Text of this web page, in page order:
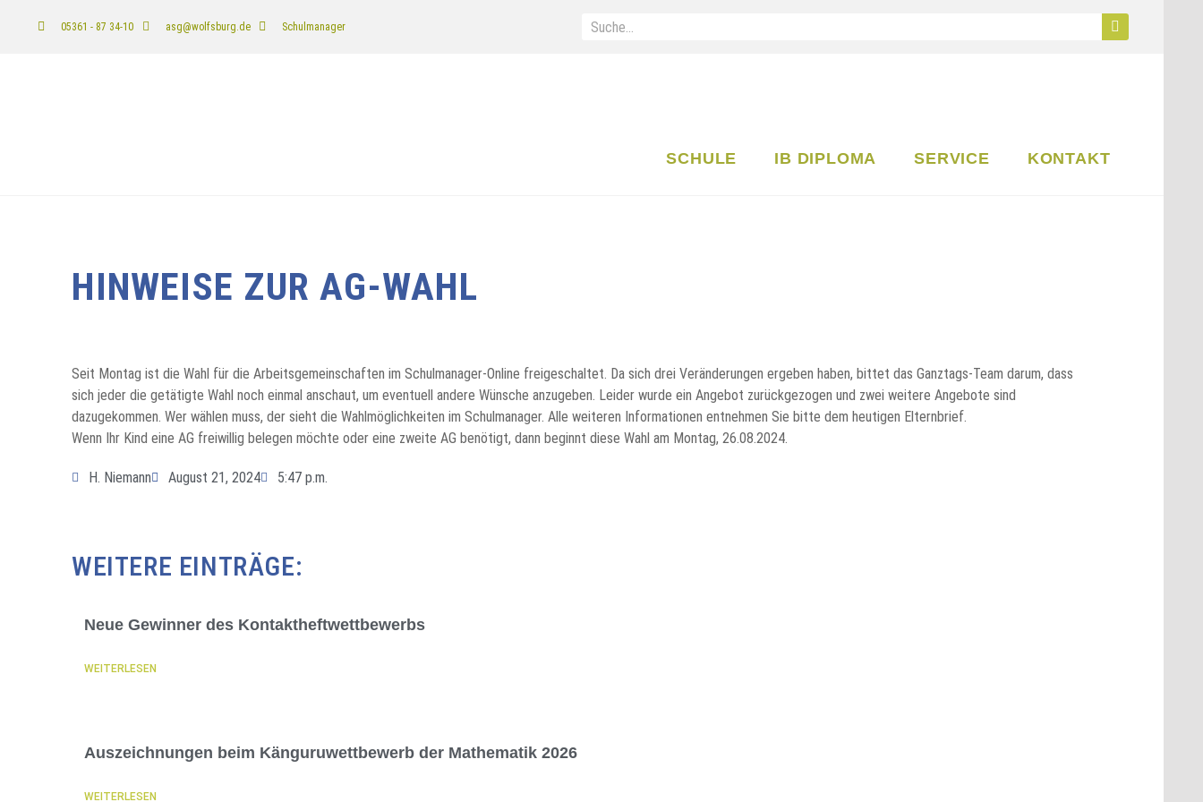
05361 - 87 34-10 asg@wolfsburg.de Schulmanager
SCHULE IB DIPLOMA SERVICE KONTAKT
HINWEISE ZUR AG-WAHL
Seit Montag ist die Wahl für die Arbeitsgemeinschaften im Schulmanager-Online freigeschaltet. Da sich drei Veränderungen ergeben haben, bittet das Ganztags-Team darum, dass
sich jeder die getätigte Wahl noch einmal anschaut, um eventuell andere Wünsche anzugeben. Leider wurde ein Angebot zurückgezogen und zwei weitere Angebote sind
dazugekommen. Wer wählen muss, der sieht die Wahlmöglichkeiten im Schulmanager. Alle weiteren Informationen entnehmen Sie bitte dem heutigen Elternbrief.
Wenn Ihr Kind eine AG freiwillig belegen möchte oder eine zweite AG benötigt, dann beginnt diese Wahl am Montag, 26.08.2024.
H. Niemann August 21, 2024 5:47 p.m.
WEITERE EINTRÄGE:
Neue Gewinner des Kontaktheftwettbewerbs
WEITERLESEN
Auszeichnungen beim Känguruwettbewerb der Mathematik 2026
WEITERLESEN